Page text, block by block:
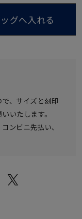
グへ入れる
、サイズと刻印
いたします。
ンビニ先払い、